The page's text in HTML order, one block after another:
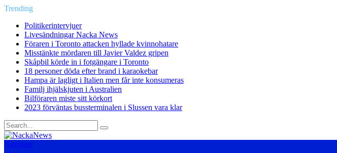
Trending
Politikerintervjuer
Livesändningar Nacka News
Föraren i Toronto attacken hyllade kvinnohatare
Misstänkte mördaren till Javier Valdez gripen
Skåpbil körde in i fotgängare i Toronto
18 personer döda efter brand i karaokebar
Hampa är lagligt i Italien men får inte konsumeras
Familj ihjälskjuten i Australien
Bilföraren miste sitt körkort
2023 förväntas bussterminalen i Slussen vara klar
Navigate